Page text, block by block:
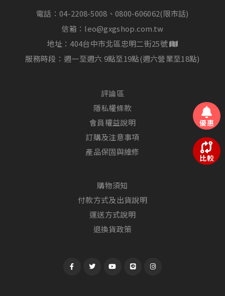
電話：04-2208-5008、0800-606062(限市話)
信箱： leo@gxgshop.com.tw
地址：404台中市北區忠明二街25號
服務時段：週一至週六 9點至19點(週六營業至18點)
評論區
隱私權條款
會員權益說明
訂購及注意事項
產品保固與維修
購物須知
付款方式及出貨說明
運送方式說明
退換貨政策
優惠
比較